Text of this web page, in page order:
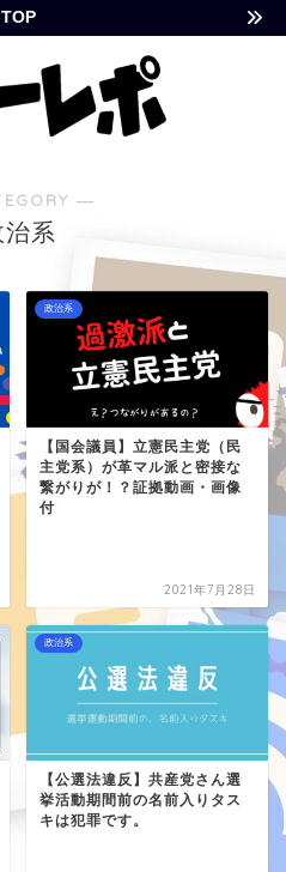
TOP
―
治系
政治系
【国会議員】立憲民主党（民
主党系）が革マル派と密接な
繋がりが！？証拠動画・画像
付
2021年7月28日
政治系
【公選法違反】共産党さん選
挙活動期間前の名前入りタス
キは犯罪です。